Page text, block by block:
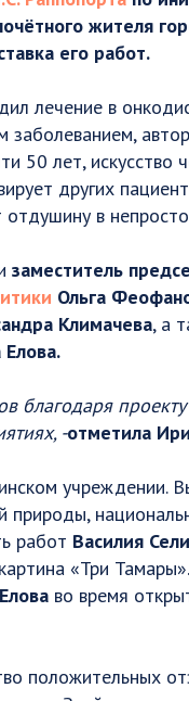
жителя
его работ.
лечение в
50 лет, искусство
других
в
заместитель
Ольга
Климачева, а
благодаря
-отметила
учреждении.
природы,
работ Василия
«Три
во время
положительных